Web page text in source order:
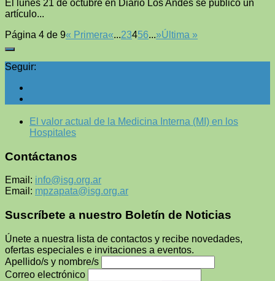
El lunes 21 de octubre en Diario Los Andes se publicó un
artículo...
Página 4 de 9« Primera«...23456...»Última »
Seguir:
El valor actual de la Medicina Interna (MI) en los
Hospitales
Contáctanos
Email: info@isg.org.ar
Email: mpzapata@isg.org.ar
Suscríbete a nuestro Boletín de Noticias
Únete a nuestra lista de contactos y recibe novedades,
ofertas especiales e invitaciones a eventos.
Apellido/s y nombre/s
Correo electrónico